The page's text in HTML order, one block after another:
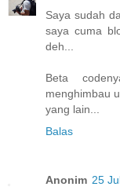
Saya sudah
saya cuma
deh...
Beta
menghimbau
yang lain...
Balas
Anonim 25